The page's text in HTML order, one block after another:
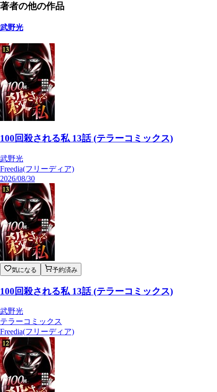
著者の他の作品
武野光
100回殺される私 13話 (テラーコミックス)
武野光
Freedia(フリーディア)
2026/08/30
気になる 予約済み
100回殺される私 13話 (テラーコミックス)
武野光
テラーコミックス
Freedia(フリーディア)